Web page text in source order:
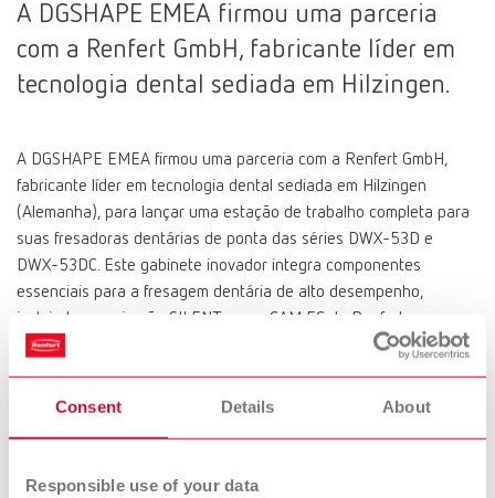
Consent Details About
Responsible use of your data
A DGSHAPE EMEA firmou uma parceria
com a Renfert GmbH, fabricante líder em
tecnologia dental sediada em Hilzingen.
A DGSHAPE EMEA firmou uma parceria com a Renfert GmbH,
fabricante líder em tecnologia dental sediada em Hilzingen
(Alemanha), para lançar uma estação de trabalho completa para
suas fresadoras dentárias de ponta das séries DWX-53D e
DWX-53DC. Este gabinete inovador integra componentes
essenciais para a fresagem dentária de alto desempenho,
incluindo a aspiração SILENT powerCAM EC da Renfert, um
compressor MGF sem óleo e espaço de armazenamento
específico para acessórios e materiais de fresagem.
“Na busca por uma base adequada para nossas fresadoras da
versatilidade e robustez”, afirma Zoltan Pekar, Diretor Europeu da